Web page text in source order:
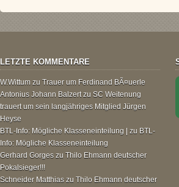
LETZTE KOMMENTARE
W.Wittum zu Trauer um Ferdinand BÃ¤uerle
Antonius Johann Balzertzu SC Weitenung
trauert um sein langjähriges Mitglied Jürgen
Heyse
BTL-Info: Mögliche Klasseneinteilung |
zu BTL-
Info: Mögliche Klasseneinteilung
Gerhard Gorges zu Thilo Ehmann deutscher
Pokalsieger!!!
Schneider Matthias zu Thilo Ehmann deutscher